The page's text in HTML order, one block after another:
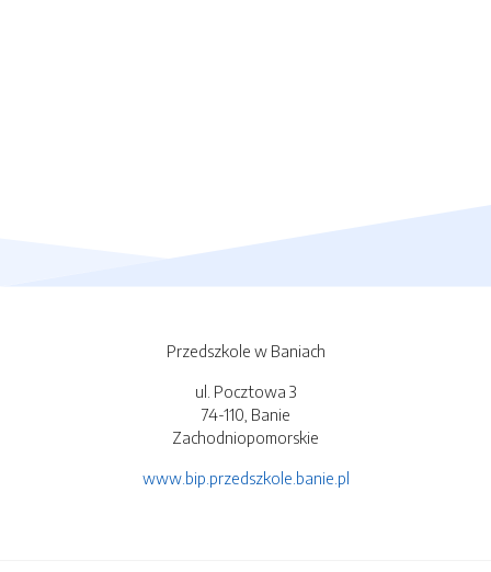
Przedszkole w Baniach
ul. Pocztowa 3
74-110, Banie
Zachodniopomorskie
www.bip.przedszkole.banie.pl